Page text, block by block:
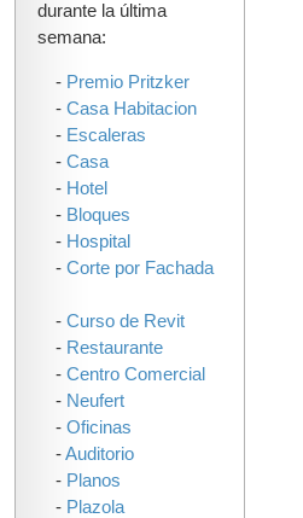
durante la última
semana:
- Premio Pritzker
- Casa Habitacion
- Escaleras
- Casa
- Hotel
- Bloques
- Hospital
- Corte por Fachada
- Curso de Revit
- Restaurante
- Centro Comercial
- Neufert
- Oficinas
-Auditorio
- Planos
- Plazola